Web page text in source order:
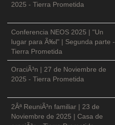
2025 - Tierra Prometida
Conferencia NEOS 2025 | "Un
lugar para Ã‰l" | Segunda parte -
Tierra Prometida
OraciÃ³n | 27 de Noviembre de
2025 - Tierra Prometida
2Âª ReuniÃ³n familiar | 23 de
Noviembre de 2025 | Casa de